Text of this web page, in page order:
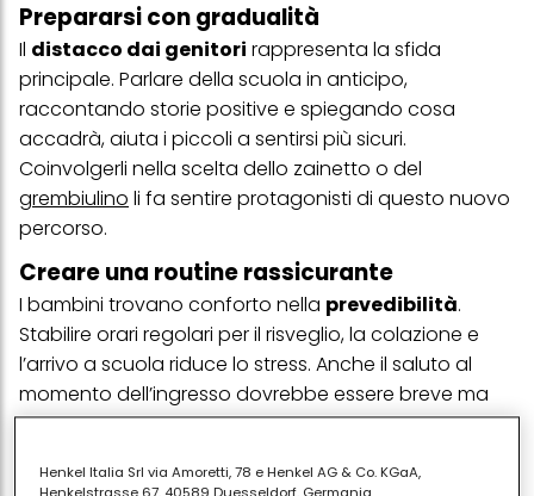
Prepararsi con gradualità
Il distacco dai genitori rappresenta la sfida
principale. Parlare della scuola in anticipo,
raccontando storie positive e spiegando cosa
accadrà, aiuta i piccoli a sentirsi più sicuri.
Coinvolgerli nella scelta dello zainetto o del
grembiulino li fa sentire protagonisti di questo nuovo
percorso.
Creare una routine rassicurante
I bambini trovano conforto nella prevedibilità.
Stabilire orari regolari per il risveglio, la colazione e
l’arrivo a scuola riduce lo stress. Anche il saluto al
momento dell’ingresso dovrebbe essere breve ma
affettuoso: un abbraccio e un sorriso danno
Henkel Italia Srl via Amoretti, 78 e Henkel AG & Co. KGaA,